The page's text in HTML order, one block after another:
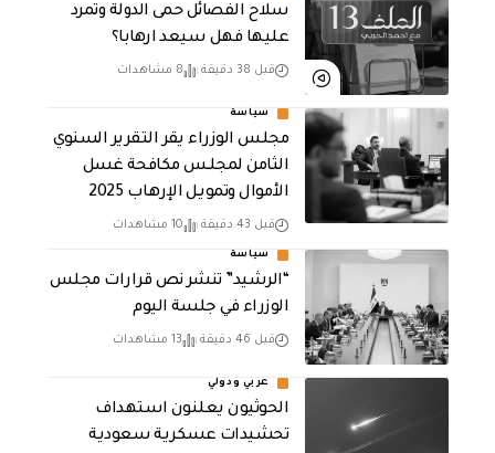
سلاح الفصائل حمى الدولة وتمرد
عليها فهل سيعد ارهابا؟
قبل 38 دقيقة 8 مشاهدات
سياسة
مجلس الوزراء يقر التقرير السنوي
الثامن لمجلـس مكافحة غسل
الأموال وتمويـل الإرهـاب 2025
قبل 43 دقيقة 10 مشاهدات
سياسة
“الرشيد” تنشر نص قرارات مجلس
الوزراء في جلسة اليوم
قبل 46 دقيقة 13 مشاهدات
عربي ودولي
الحوثيون يعلنون استهداف
تحشيدات عسكرية سعودية